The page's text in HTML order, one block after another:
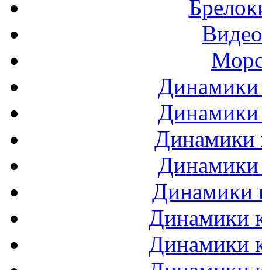
Динамики
Динамики
Динамики
Динамики
Динамики
Динамики
Динамики